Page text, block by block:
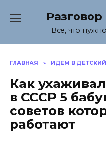
содержаниюВсе, что
ГЛАВНАЯ » ИДЕМ В
Как
в СССР 5
советов
работают